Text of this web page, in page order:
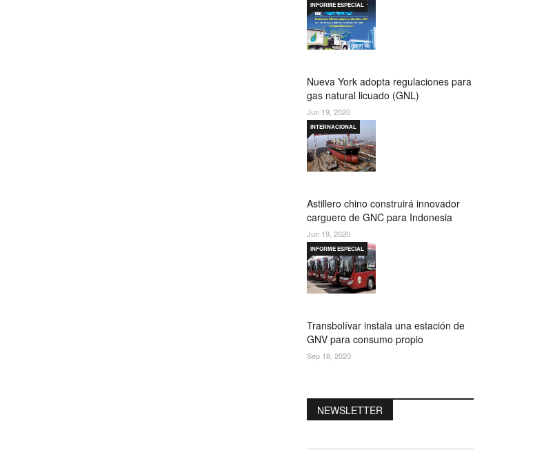
Nueva York adopta regulaciones para
gas natural licuado (GNL)
INFORME ESPECIAL
Jun 19, 2020
Astillero chino construirá innovador
carguero de GNC para Indonesia
INTERNACIONAL
Jun 19, 2020
Transbolívar instala una estación de
GNV para consumo propio
INFORME ESPECIAL
Sep 18, 2020
NEWSLETTER